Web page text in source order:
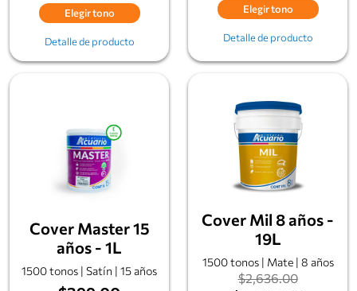
Elegir tono
Detalle de producto
Elegir tono
Detalle de producto
Cover Master 15
años - 1L
1500 tonos | Satín | 15 años
Cover Mil 8 años -
19L
1500 tonos | Mate | 8 años
$2,636.00